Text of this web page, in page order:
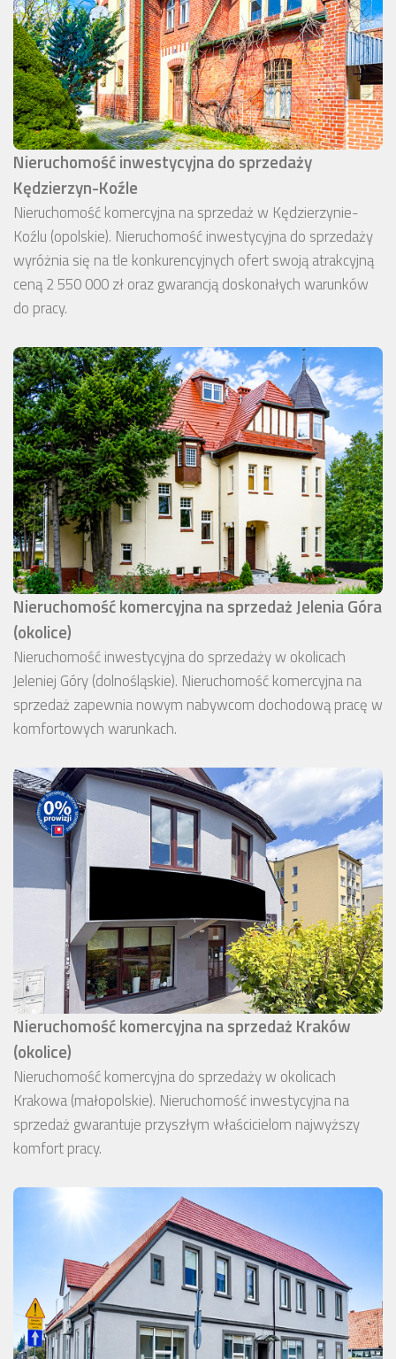
Nieruchomość inwestycyjna do sprzedaży
Kędzierzyn-Koźle
Nieruchomość komercyjna na sprzedaż w Kędzierzynie-
Koźlu (opolskie). Nieruchomość inwestycyjna do sprzedaży
wyróżnia się na tle konkurencyjnych ofert swoją atrakcyjną
ceną 2 550 000 zł oraz gwarancją doskonałych warunków
do pracy.
Nieruchomość komercyjna na sprzedaż Jelenia Góra
(okolice)
Nieruchomość inwestycyjna do sprzedaży w okolicach
Jeleniej Góry (dolnośląskie). Nieruchomość komercyjna na
sprzedaż zapewnia nowym nabywcom dochodową pracę w
komfortowych warunkach.
Nieruchomość komercyjna na sprzedaż Kraków
(okolice)
Nieruchomość komercyjna do sprzedaży w okolicach
Krakowa (małopolskie). Nieruchomość inwestycyjna na
sprzedaż gwarantuje przyszłym właścicielom najwyższy
komfort pracy.